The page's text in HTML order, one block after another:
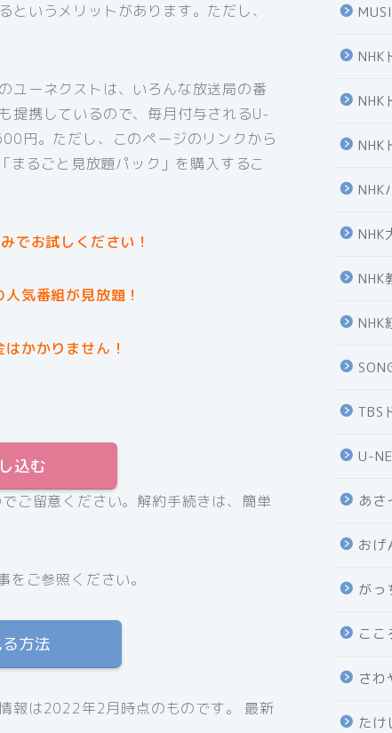
いうメリットがあります。ただし、
ユーネクストは、いろんな放送局の番
提携しているので、毎月付与されるU-
円。ただし、このページのリンクから
るごと見放題パック」を購入するこ
でお試しください！
気番組が見放題！
かかりません！
込む
ご留意ください。解約手続きは、簡単
ご参照ください。
方法
報は2022年2月時点のものです。 最新
NHK
NHK
NHK
NHK
NHK
NHK
NHK
TBS
U-
あさ
おげ
がっ
ここ
さわ
たけ